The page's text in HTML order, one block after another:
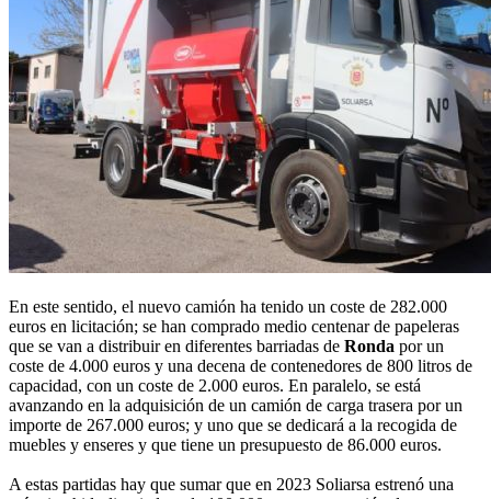
En este sentido, el nuevo camión ha tenido un coste de 282.000
euros en licitación; se han comprado medio centenar de papeleras
que se van a distribuir en diferentes barriadas de Ronda por un
coste de 4.000 euros y una decena de contenedores de 800 litros de
capacidad, con un coste de 2.000 euros. En paralelo, se está
avanzando en la adquisición de un camión de carga trasera por un
importe de 267.000 euros; y uno que se dedicará a la recogida de
muebles y enseres y que tiene un presupuesto de 86.000 euros.
A estas partidas hay que sumar que en 2023 Soliarsa estrenó una